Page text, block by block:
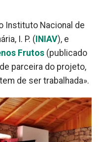
Instituto Nacional de
I. P. (INIAV), e
Frutos (publicado
parceira do projeto,
de ser trabalhada».